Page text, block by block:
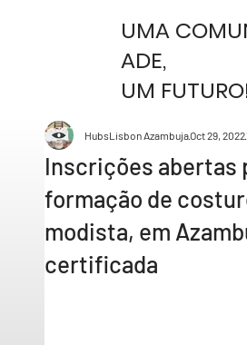
UMA
ADE,
UM
Inscrições abertas
formação de
modista, em
certificada
HubsLisbon AzambujaOct 29, 2022